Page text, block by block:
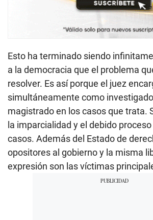
Esto ha terminado siendo
a la democracia que el problema
resolver. Es así porque el juez
simultáneamente como
magistrado en los casos que trata.
la imparcialidad y el debido
casos. Además del Estado de
opositores al gobierno y la misma
expresión son las víctimas